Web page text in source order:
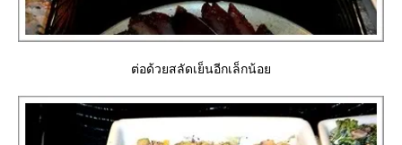
ต่อด้วยสลัดเย็นอีกเล็กน้อ